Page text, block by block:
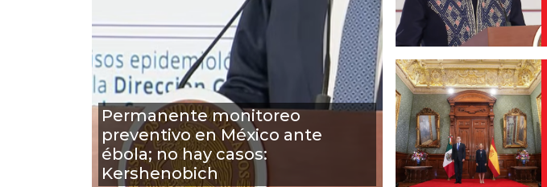
Permanente monitoreo
preventivo en México ante
ébola; no hay casos:
Kershenobich